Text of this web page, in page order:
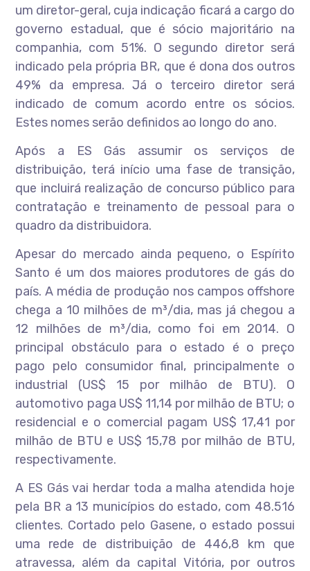
um diretor-geral, cuja indicação ficará a cargo do
governo estadual, que é sócio majoritário na
companhia, com 51%. O segundo diretor será
indicado pela própria BR, que é dona dos outros
49% da empresa. Já o terceiro diretor será
indicado de comum acordo entre os sócios.
Estes nomes serão definidos ao longo do ano.
Após a ES Gás assumir os serviços de
distribuição, terá início uma fase de transição,
que incluirá realização de concurso público para
contratação e treinamento de pessoal para o
quadro da distribuidora.
Apesar do mercado ainda pequeno, o Espírito
Santo é um dos maiores produtores de gás do
país. A média de produção nos campos offshore
chega a 10 milhões de m³/dia, mas já chegou a
12 milhões de m³/dia, como foi em 2014. O
principal obstáculo para o estado é o preço
pago pelo consumidor final, principalmente o
industrial (US$ 15 por milhão de BTU). O
automotivo paga US$ 11,14 por milhão de BTU; o
residencial e o comercial pagam US$ 17,41 por
milhão de BTU e US$ 15,78 por milhão de BTU,
respectivamente.
A ES Gás vai herdar toda a malha atendida hoje
pela BR a 13 municípios do estado, com 48.516
clientes. Cortado pelo Gasene, o estado possui
uma rede de distribuição de 446,8 km que
atravessa, além da capital Vitória, por outros